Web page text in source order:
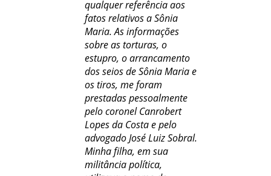
qualquer referência aos
fatos relativos a Sônia
Maria. As informações
sobre as torturas, o
estupro, o arrancamento
dos seios de Sônia Maria e
os tiros, me foram
prestadas pessoalmente
pelo coronel Canrobert
Lopes da Costa e pelo
advogado José Luiz Sobral.
Minha filha, em sua
militância política,